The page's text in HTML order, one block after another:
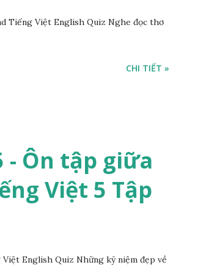
Tiếng Việt English Quiz Nghe đọc thơ
CHI TIẾT »
- Ôn tập giữa
Việt 5 Tập
English Quiz Những kỷ niệm đẹp về